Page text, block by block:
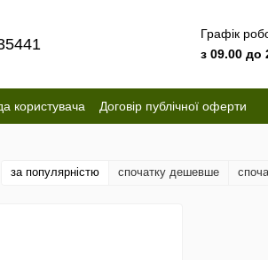
Графік
з 09.00 до
користувача
Договір публічної оферти
за популярністю спочатку дешевше